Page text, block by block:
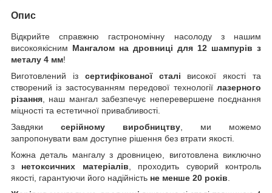
Опис
Відкрийте справжню гастрономічну насолоду з нашим
високоякісним Мангалом на дровниці для 12 шампурів з
металу 4 мм!
Виготовлений із сертифікованої сталі високої якості та
створений із застосуванням передової технології лазерного
різання , наш мангал забезпечує неперевершене поєднання
міцності та естетичної привабливості.
Завдяки серійному виробництву , ми можемо
запропонувати вам доступне рішення без втрати якості.
Кожна деталь мангалу з дровницею, виготовлена виключно
з нетоксичних матеріалів , проходить суворий контроль
якості, гарантуючи його надійність не менше 20 років